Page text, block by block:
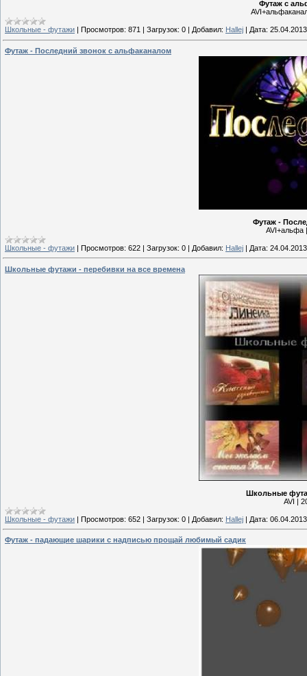
Футаж с
Школьные - футажи | Просмотров: 871 | Загрузок: 0 | Добавил: Hallej | Дата: 25.04.2013
Футаж - Последний звонок с альфаканалом
Футаж -
AVI+альфа
Школьные - футажи | Просмотров: 622 | Загрузок: 0 | Добавил: Hallej | Дата: 24.04.2013
Школьные футажи - перебивки на все времена
Школьные
AVI |
Школьные - футажи | Просмотров: 652 | Загрузок: 0 | Добавил: Hallej | Дата: 06.04.2013
Футаж - падающие шарики с надписью прощай любимый садик